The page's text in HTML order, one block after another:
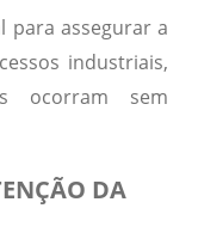
para assegurar a
industriais,
ocorram sem
DA